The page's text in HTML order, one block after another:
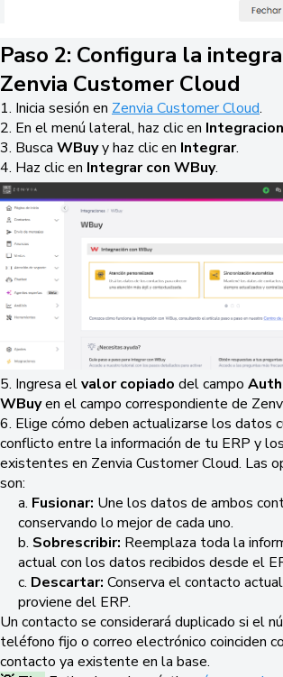
Paso 2: Configura la
Zenvia Customer Cloud
1. Inicia sesión en Zenvia Customer Cloud.
2. En el menú lateral, haz clic en
3. Busca WBuyy haz clic en Integrar.
4. Haz clic en Integrar con WBuy.
5. Ingresa elvalor copiado del campo
WBuyen el campo correspondiente de
6. Elige cómo deben actualizarse los datos
conflicto entre la información de tu ERP y
existentes en Zenvia Customer Cloud. Las
son:
a. Fusionar: Une los datos de ambos
conservando lo mejor de cada uno.
b. Sobrescribir: Reemplaza toda la
actual con los datos recibidos desde el
c. Descartar: Conserva el contacto
proviene del ERP.
Un contacto se considerará duplicado si el
teléfono fijo o correo electrónico coinciden
contacto ya existente en la base.